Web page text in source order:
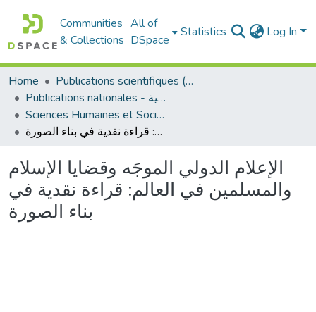
Communities
& Collections
All of
DSpace
Statistics Log In
Home
Publications scientifiques (Laboratoires)
Publications nationales - منشورات وطنية
Sciences Humaines et Sociales - العلوم الإنسانية والاجتماعية
الإعلام الدولي الموجَه وقضايا الإسلام والمسلمين في العالم: قراءة نقدية في بناء الصورة
الإعلام الدولي الموجَه وقضايا الإسلام
والمسلمين في العالم: قراءة نقدية في
بناء الصورة